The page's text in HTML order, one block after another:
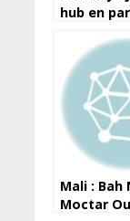
hub en
‘’l’APIP
le cadre
2 du
Mali : Bah
Moctar